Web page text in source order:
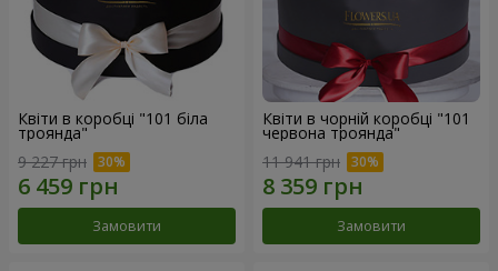
Квіти в коробці "101 біла
троянда"
9 227 грн
Замовити
Квіти в чорній коробці "101
червона троянда"
11 941 грн
Замовити